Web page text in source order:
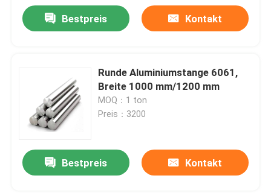
Bestpreis Kontakt
Runde Aluminiumstange 6061,
Breite 1000 mm/1200 mm
MOQ：1 ton
Preis：3200
Bestpreis Kontakt